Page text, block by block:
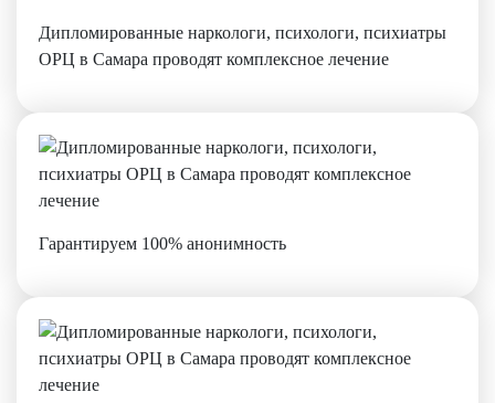
Дипломированные наркологи, психологи, психиатры
ОРЦ в Самара проводят комплексное лечение
Гарантируем 100% анонимность